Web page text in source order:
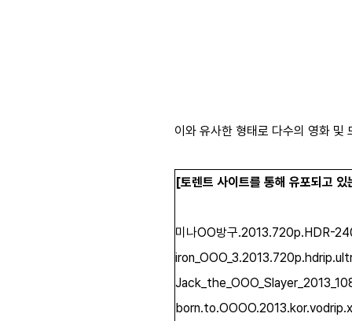
이와 유사한 형태로 다수의 영화 및
[토렌트 사이트를 통해 유포되고
미나OO방구.2013.720p.HDR-